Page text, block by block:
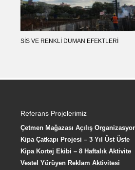
SIS VE RENKLI DUMAN EFEKTLERI
Referans Projelerimiz
Çetmen Mağazası Açılış
Kipa Çatkapı Projesi – 3 Yıl Üst Üste
Kipa Kortej Ekibi – 8 Haftalık Aktivite
Vestel Yürüyen Reklam Aktivitesi